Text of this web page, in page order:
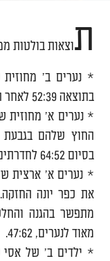
תוצאות בולטות
* נערים ב' מחוזית
בתוצאה 52:39 לאחר תצוגה הגנתית משובחת.
* נערים א' מחוזית
החוץ שלהם בגבעת
בסיום 64:52 לחדרתים.
* נערים א' ארצית
את כפר יונה
מתפשר בהגנה
מאוד לנערים, 47:62.
* ילדים ב' של אסי